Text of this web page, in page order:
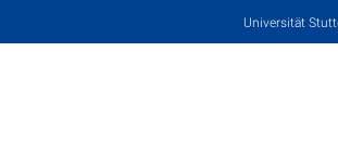
Universität